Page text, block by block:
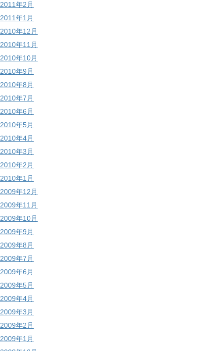
2011年2月
2011年1月
2010年12月
2010年11月
2010年10月
2010年9月
2010年8月
2010年7月
2010年6月
2010年5月
2010年4月
2010年3月
2010年2月
2010年1月
2009年12月
2009年11月
2009年10月
2009年9月
2009年8月
2009年7月
2009年6月
2009年5月
2009年4月
2009年3月
2009年2月
2009年1月